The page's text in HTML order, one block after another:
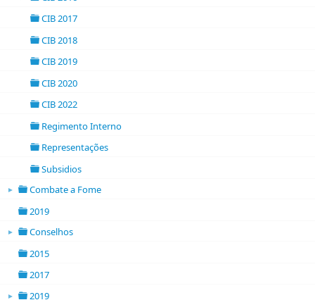
CIB 2017
CIB 2018
CIB 2019
CIB 2020
CIB 2022
folder
Regimento Interno
folder
Representações
Subsidios
► Combate a Fome
2019
► Conselhos
2015
2017
► 2019